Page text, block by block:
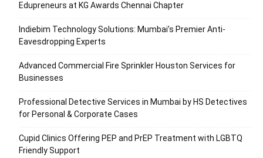
Edupreneurs at KG Awards Chennai Chapter
Indiebim Technology Solutions: Mumbai’s Premier Anti-
Eavesdropping Experts
Advanced Commercial Fire Sprinkler Houston Services for
Businesses
Professional Detective Services in Mumbai by HS Detectives
for Personal & Corporate Cases
Cupid Clinics Offering PEP and PrEP Treatment with LGBTQ
Friendly Support